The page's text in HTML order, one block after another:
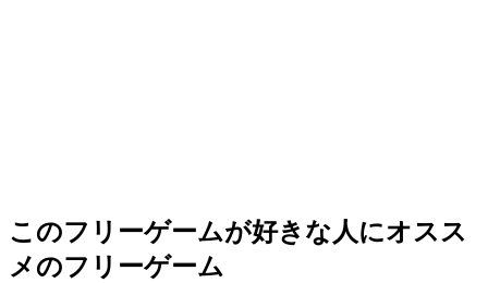
このフリーゲームが好きな人にオスス
メのフリーゲーム